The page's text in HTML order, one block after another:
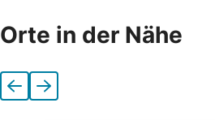
Orte in der Nähe
VorherigeNächste